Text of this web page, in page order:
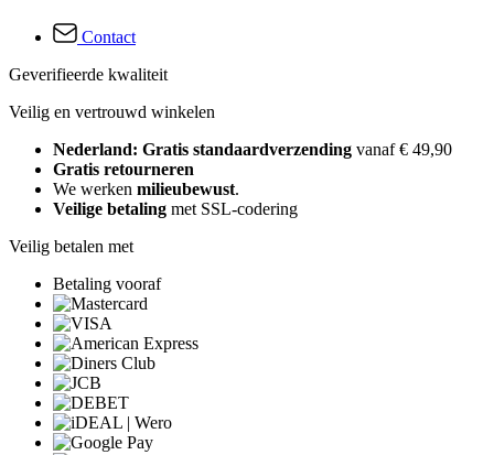
Contact
Geverifieerde kwaliteit
Veilig en vertrouwd winkelen
Nederland: Gratis standaardverzending vanaf € 49,90
Gratis retourneren
We werken milieubewust.
Veilige betaling met SSL-codering
Veilig betalen met
Betaling vooraf